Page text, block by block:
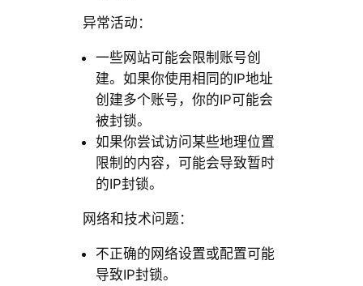
异常活动：
一些网站可能会限制账号创
建。如果你使用相同的IP地址
创建多个账号，你的IP可能会
被封锁。
如果你尝试访问某些地理位置
限制的内容，可能会导致暂时
的IP封锁。
网络和技术问题：
不正确的网络设置或配置可能
导致IP封锁。